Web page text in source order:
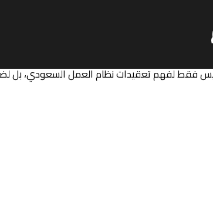
ليس فقط لفهم تعقيدات نظام العمل السعودي، بل